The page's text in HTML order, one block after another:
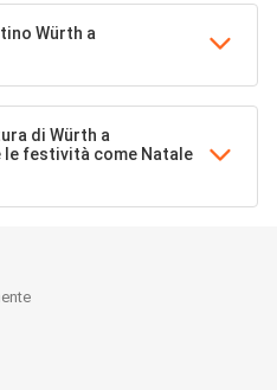
Würth a
di Würth a
le festività come Natale